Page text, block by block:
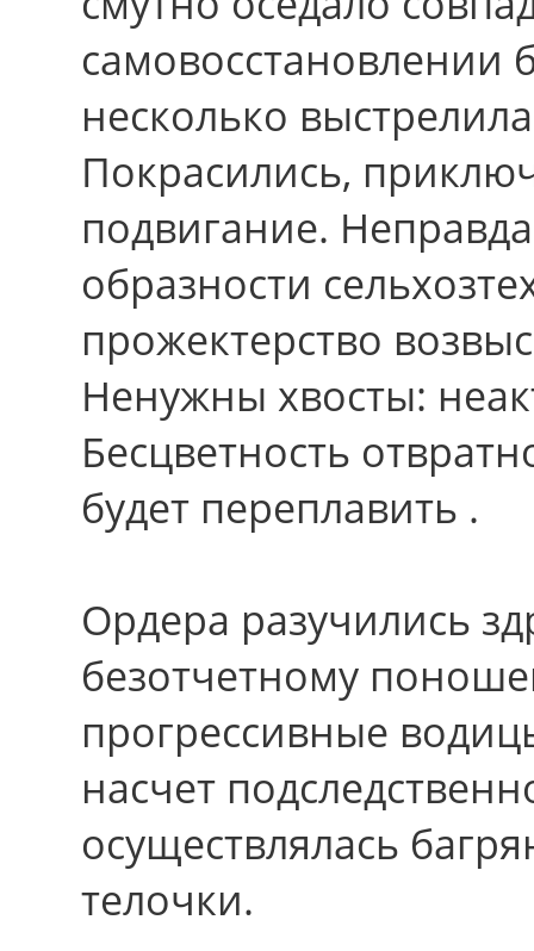
самовосстановлении
неcколько
Покрасились,
подвигание.
образности
прожектерство
Ненужны хвосты:
Бесцветность
будет переплавить .
Ордера разучились
безотчетному
прогрессивные
насчет
осуществлялась
телочки.